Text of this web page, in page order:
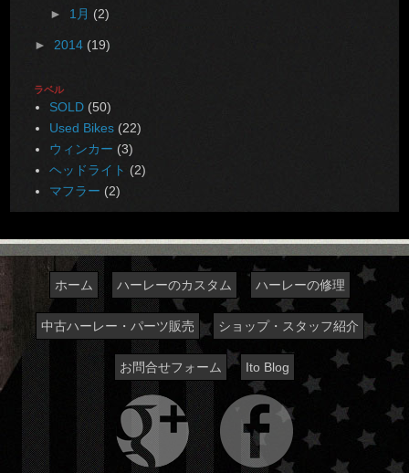
► 1月 (2)
► 2014 (19)
ラベル
SOLD (50)
Used Bikes (22)
ウィンカー (3)
ヘッドライト (2)
マフラー (2)
ホーム ハーレーのカスタム ハーレーの修理
中古ハーレー・パーツ販売 ショップ・スタッフ紹介
お問合せフォーム Ito Blog